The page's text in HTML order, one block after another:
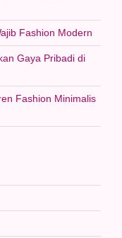
Fashion Modern
Gaya Pribadi di
Fashion Minimalis